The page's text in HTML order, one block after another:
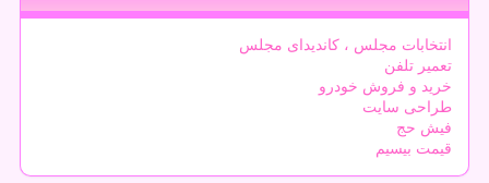
انتخابات مجلس ، کاندیدای مجلس
تعمیر تلفن
خرید و فروش خودرو
طراحی سایت
فیش حج
قیمت بیسیم